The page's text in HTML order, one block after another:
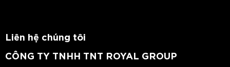
Liên hệ chúng tôi
CÔNG TY TNHH TNT ROYAL GROUP